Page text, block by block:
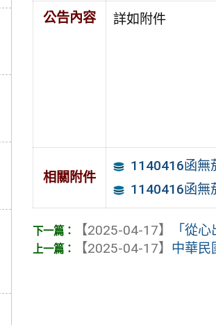
公告內容 詳如附件
相關附件
1140416函無
1140416函無
【2025-04-17】
「從
【2025-04-17】 中華民